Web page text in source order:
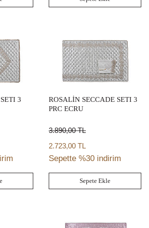
3
ROSALİN SECCADE SETI 3
PRC ECRU
3.890,00TL
2.723,00 TL
Sepette %30 indirim
Sepete Ekle